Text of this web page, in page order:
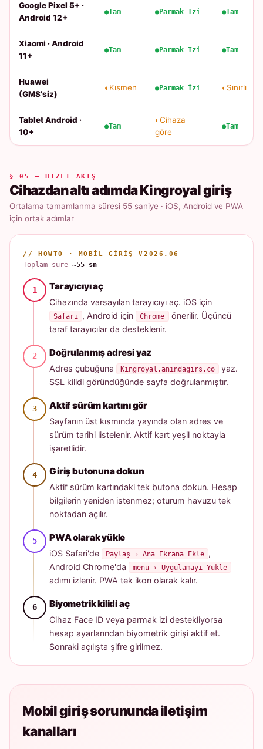
Google Pixel 5+ ·
Android 12+
Tam Parmak İzi Tam
Xiaomi · Android
11+
Tam Parmak İzi Tam
Huawei
(GMS'siz)
Kısmen Parmak İzi Sınırlı
Tablet Android ·
10+
Tam
Cihaza
göre
Tam
§ 05 — HIZLI AKIŞ
Cihazdan altı adımda Kingroyal giriş
Ortalama tamamlanma süresi 55 saniye · iOS, Android ve PWA
için ortak adımlar
// HOWTO · MOBIL GIRIŞ V2026.06
Toplam süre~55 sn
Tarayıcıyı aç
Cihazında varsayılan tarayıcıyı aç. iOS için
Safari , Android için Chrome
önerilir. Üçüncü
taraf tarayıcılar da desteklenir.
Doğrulanmış adresi yaz
Adres çubuğuna Kingroyal.anindagirs.co
yaz.
SSL kilidi göründüğünde sayfa doğrulanmıştır.
Aktif sürüm kartını gör
Sayfanın üst kısmında yayında olan adres ve
sürüm tarihi listelenir. Aktif kart yeşil noktayla
işaretlidir.
Giriş butonuna dokun
Aktif sürüm kartındaki tek butona dokun. Hesap
bilgilerin yeniden istenmez; oturum havuzu tek
noktadan açılır.
PWA olarak yükle
iOS Safari'de Paylaş › Ana Ekrana Ekle ,
Android Chrome'da
menü › Uygulamayı Yükle
adımı izlenir. PWA tek ikon olarak kalır.
Biyometrik kilidi aç
Cihaz Face ID veya parmak izi destekliyorsa
hesap ayarlarından biyometrik girişi aktif et.
Sonraki açılışta şifre girilmez.
Mobil giriş sorununda iletişim
kanalları